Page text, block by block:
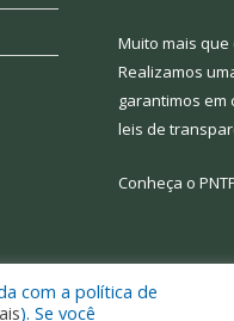
Muito mais que
Realizamos
garantimos
leis de
Conheça o
Mapa do Site
com a política de
). Se você